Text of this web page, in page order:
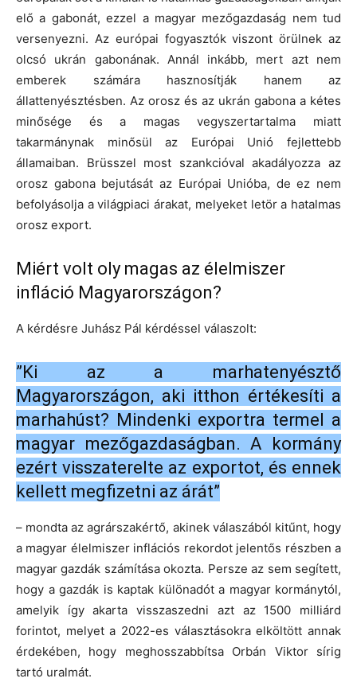
elő a gabonát, ezzel a magyar mezőgazdaság nem tud
versenyezni. Az európai fogyasztók viszont örülnek az
olcsó ukrán gabonának. Annál inkább, mert azt nem
emberek számára hasznosítják hanem az
állattenyésztésben. Az orosz és az ukrán gabona a kétes
minősége és a magas vegyszertartalma miatt
takarmánynak minősül az Európai Unió fejlettebb
államaiban. Brüsszel most szankcióval akadályozza az
orosz gabona bejutását az Európai Unióba, de ez nem
befolyásolja a világpiaci árakat, melyeket letör a hatalmas
orosz export.
Miért volt oly magas az élelmiszer
infláció Magyarországon?
A kérdésre Juhász Pál kérdéssel válaszolt:
”Ki az a marhatenyésztő
Magyarországon, aki itthon értékesíti a
marhahúst? Mindenki exportra termel a
magyar mezőgazdaságban. A kormány
ezért visszaterelte az exportot, és ennek
kellett megfizetni az árát”
– mondta az agrárszakértő, akinek válaszából kitűnt, hogy
a magyar élelmiszer inflációs rekordot jelentős részben a
magyar gazdák számítása okozta. Persze az sem segített,
hogy a gazdák is kaptak különadót a magyar kormánytól,
amelyik így akarta visszaszedni azt az 1500 milliárd
forintot, melyet a 2022-es választásokra elköltött annak
érdekében, hogy meghosszabbítsa Orbán Viktor sírig
tartó uralmát.